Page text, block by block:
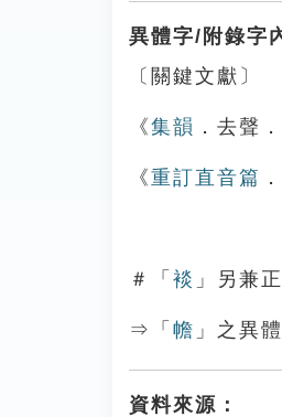
異體字/附錄字
〔關鍵文獻〕
《集韻 ．去聲
《重訂直音篇
＃「 裧 」另兼
⇒「 幨 」之異體
資料來源：